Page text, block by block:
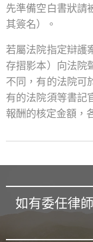
先準備空白書狀請
其簽名）。
若屬法院指定辯護
存摺影本）向法院
不同，有的法院可
有的法院須等書記
報酬的核定金額，
如有委任律